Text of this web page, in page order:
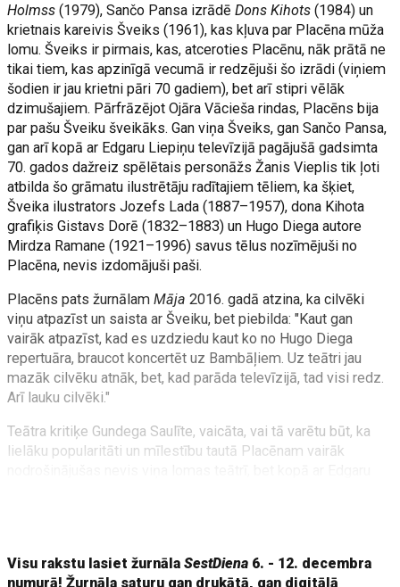
Holmss(1979), Sančo Pansa izrādēDons Kihots (1984) un
krietnais kareivis Šveiks (1961), kas kļuva par Placēna mūža
lomu. Šveiks ir pirmais, kas, atceroties Placēnu, nāk prātā ne
tikai tiem, kas apzinīgā vecumā ir redzējuši šo izrādi (viņiem
šodien ir jau krietni pāri 70 gadiem), bet arī stipri vēlāk
dzimušajiem. Pārfrāzējot Ojāra Vācieša rindas, Placēns bija
par pašu Šveiku šveikāks. Gan viņa Šveiks, gan Sančo Pansa,
gan arī kopā ar Edgaru Liepiņu televīzijā pagājušā gadsimta
70. gados dažreiz spēlētais personāžs Žanis Vieplis tik ļoti
atbilda šo grāmatu ilustrētāju radītajiem tēliem, ka šķiet,
Šveika ilustrators Jozefs Lada (1887–1957), dona Kihota
grafiķis Gistavs Dorē (1832–1883) un Hugo Diega autore
Mirdza Ramane (1921–1996) savus tēlus nozīmējuši no
Placēna, nevis izdomājuši paši.
Placēns pats žurnālamMāja2016. gadā atzina, ka cilvēki
viņu atpazīst un saista ar Šveiku, bet piebilda: "Kaut gan
vairāk atpazīst, kad es uzdziedu kaut ko no Hugo Diega
repertuāra, braucot koncertēt uz Bambāļiem. Uz teātri jau
mazāk cilvēku atnāk, bet, kad parāda televīzijā, tad visi redz.
Arī lauku cilvēki."
Teātra kritiķe Gundega Saulīte, vaicāta, vai tā varētu būt, ka
lielāku popularitāti un mīlestību tautā Placēnam vairāk
Visu rakstu lasiet žurnālaSestDiena 6. - 12. decembra
numurā! Žurnāla saturu gan drukātā, gan digitālā